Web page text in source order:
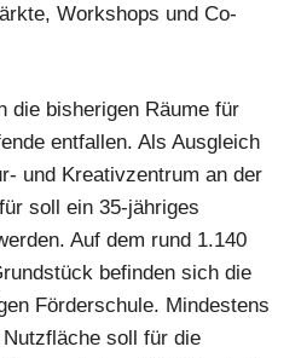
Workshops und Co-
die bisherigen Räume für
entfallen. Als Ausgleich
und Kreativzentrum an der
soll ein 35-jähriges
Auf dem rund 1.140
befinden sich die
Förderschule. Mindestens
soll für die